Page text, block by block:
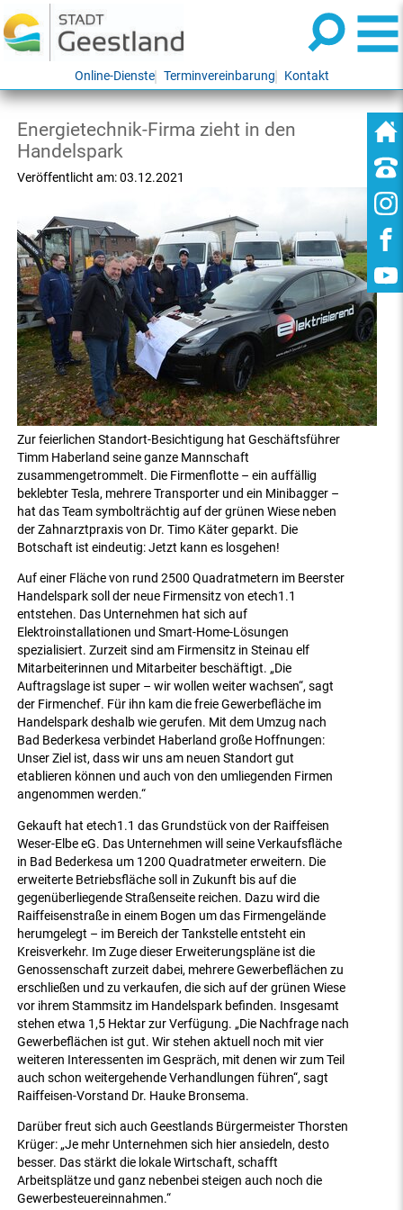
Online-Dienste Terminvereinbarung Kontakt
Energietechnik-Firma zieht in den
Handelspark
Veröffentlicht am:03.12.2021
Zur feierlichen Standort-Besichtigung hat Geschäftsführer
Timm Haberland seine ganze Mannschaft
zusammengetrommelt. Die Firmenflotte – ein auffällig
beklebter Tesla, mehrere Transporter und ein Minibagger –
hat das Team symbolträchtig auf der grünen Wiese neben
der Zahnarztpraxis von Dr. Timo Käter geparkt. Die
Botschaft ist eindeutig: Jetzt kann es losgehen!
Auf einer Fläche von rund 2500 Quadratmetern im Beerster
Handelspark soll der neue Firmensitz von etech1.1
entstehen. Das Unternehmen hat sich auf
Elektroinstallationen und Smart-Home-Lösungen
spezialisiert. Zurzeit sind am Firmensitz in Steinau elf
Mitarbeiterinnen und Mitarbeiter beschäftigt. „Die
Auftragslage ist super – wir wollen weiter wachsen“, sagt
der Firmenchef. Für ihn kam die freie Gewerbefläche im
Handelspark deshalb wie gerufen. Mit dem Umzug nach
Bad Bederkesa verbindet Haberland große Hoffnungen:
Unser Ziel ist, dass wir uns am neuen Standort gut
etablieren können und auch von den umliegenden Firmen
angenommen werden.“
Gekauft hat etech1.1 das Grundstück von der Raiffeisen
Weser-Elbe eG. Das Unternehmen will seine Verkaufsfläche
in Bad Bederkesa um 1200 Quadratmeter erweitern. Die
erweiterte Betriebsfläche soll in Zukunft bis auf die
gegenüberliegende Straßenseite reichen. Dazu wird die
Raiffeisenstraße in einem Bogen um das Firmengelände
herumgelegt – im Bereich der Tankstelle entsteht ein
Kreisverkehr. Im Zuge dieser Erweiterungspläne ist die
Genossenschaft zurzeit dabei, mehrere Gewerbeflächen zu
erschließen und zu verkaufen, die sich auf der grünen Wiese
vor ihrem Stammsitz im Handelspark befinden. Insgesamt
stehen etwa 1,5 Hektar zur Verfügung. „Die Nachfrage nach
Gewerbeflächen ist gut. Wir stehen aktuell noch mit vier
weiteren Interessenten im Gespräch, mit denen wir zum Teil
auch schon weitergehende Verhandlungen führen“, sagt
Raiffeisen-Vorstand Dr. Hauke Bronsema.
Darüber freut sich auch Geestlands Bürgermeister Thorsten
Krüger: „Je mehr Unternehmen sich hier ansiedeln, desto
besser. Das stärkt die lokale Wirtschaft, schafft
Arbeitsplätze und ganz nebenbei steigen auch noch die
Gewerbesteuereinnahmen.“